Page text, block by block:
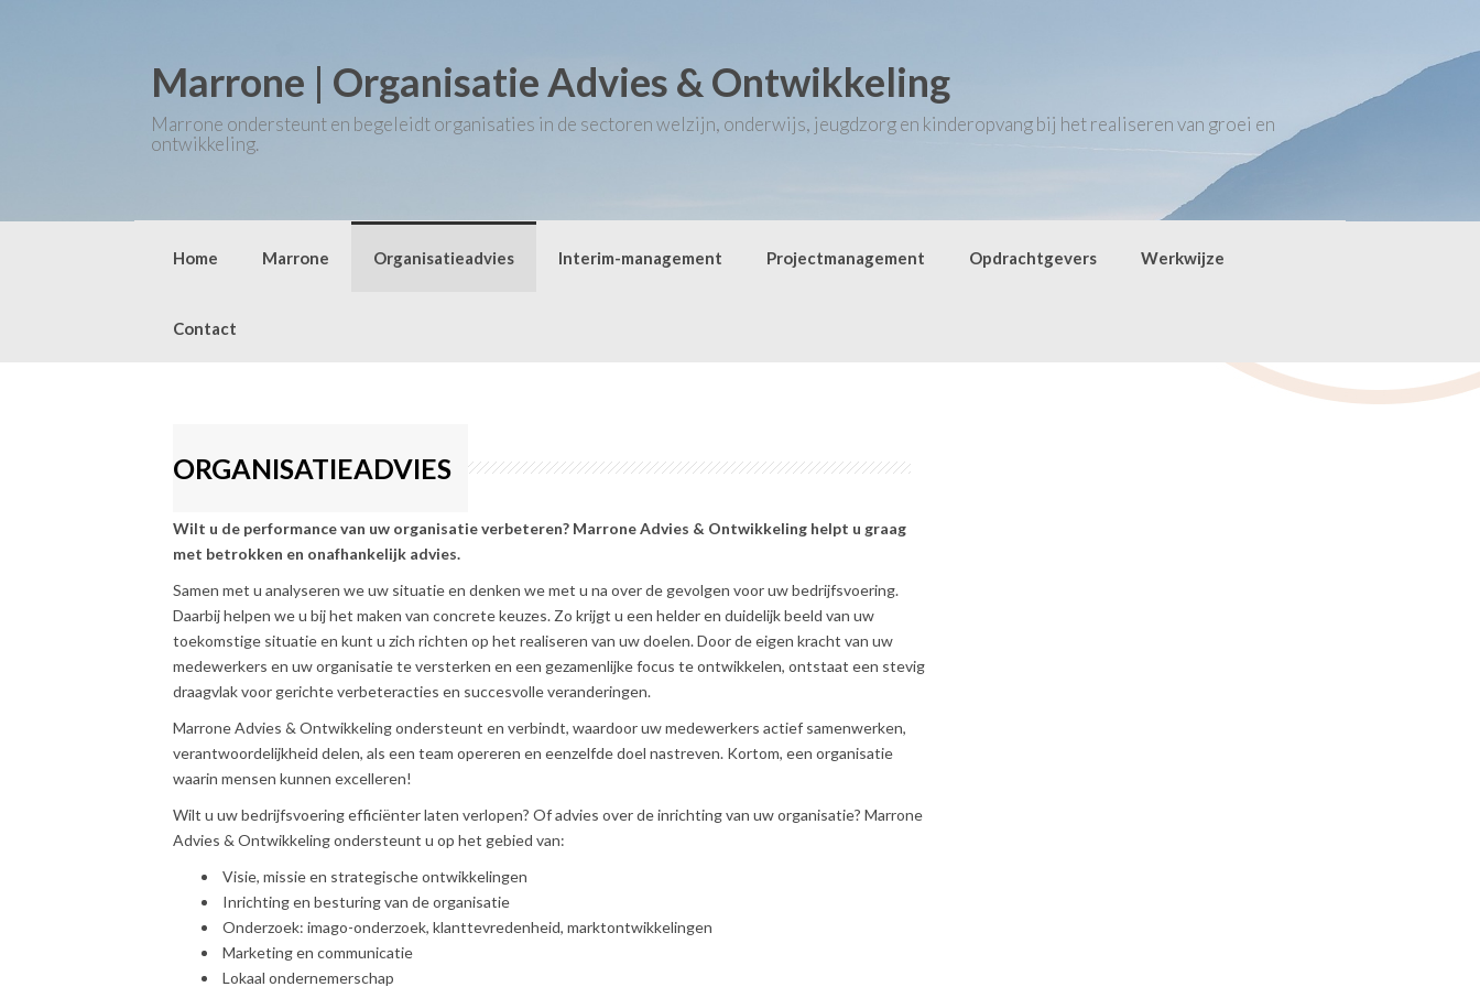
Marrone | Organisatie Advies & Ontwikkeling
Marrone ondersteunt en begeleidt organisaties in de sectoren welzijn, onderwijs, jeugdzorg en kinderopvang bij het realiseren van groei en
ontwikkeling.
Home Marrone Organisatieadvies Interim-management Projectmanagement Opdrachtgevers Werkwijze
Contact
ORGANISATIEADVIES
Wilt u de performance van uw organisatie verbeteren? Marrone Advies & Ontwikkeling helpt u graag
met betrokken en onafhankelijk advies.
Samen met u analyseren we uw situatie en denken we met u na over de gevolgen voor uw bedrijfsvoering.
Daarbij helpen we u bij het maken van concrete keuzes. Zo krijgt u een helder en duidelijk beeld van uw
toekomstige situatie en kunt u zich richten op het realiseren van uw doelen. Door de eigen kracht van uw
medewerkers en uw organisatie te versterken en een gezamenlijke focus te ontwikkelen, ontstaat een stevig
draagvlak voor gerichte verbeteracties en succesvolle veranderingen.
Marrone Advies & Ontwikkeling ondersteunt en verbindt, waardoor uw medewerkers actief samenwerken,
verantwoordelijkheid delen, als een team opereren en eenzelfde doel nastreven. Kortom, een organisatie
waarin mensen kunnen excelleren!
Wilt u uw bedrijfsvoering efficiënter laten verlopen? Of advies over de inrichting van uw organisatie? Marrone
Advies & Ontwikkeling ondersteunt u op het gebied van:
Visie, missie en strategische ontwikkelingen
Inrichting en besturing van de organisatie
Onderzoek: imago-onderzoek, klanttevredenheid, marktontwikkelingen
Marketing en communicatie
Lokaal ondernemerschap